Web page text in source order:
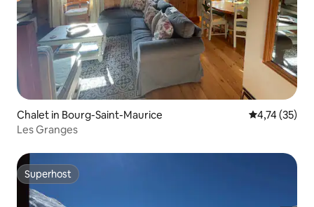
Chalet in Bourg-Saint-Maurice
4,74 (35)
Les Granges
Superhost
Superhost